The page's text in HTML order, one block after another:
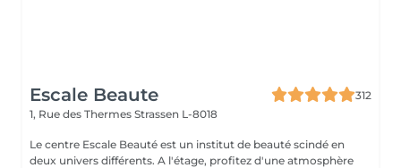
Escale Beaute
312
1, Rue des Thermes Strassen L-8018
Le centre Escale Beauté est un institut de beauté scindé en
deux univers différents. A l'étage, profitez d'une atmosphère